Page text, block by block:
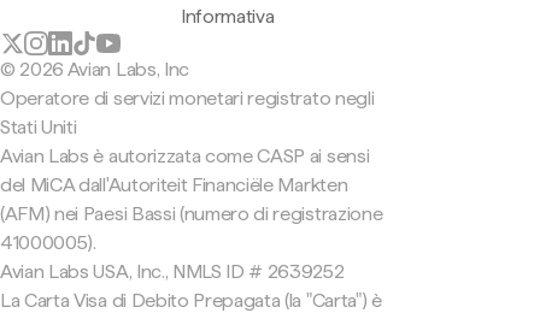
Informativa
© 2026 Avian Labs, Inc
Operatore di servizi monetari registrato negli
Stati Uniti
Avian Labs è autorizzata come CASP ai sensi
del MiCA dall'Autoriteit Financiële Markten
(AFM) nei Paesi Bassi (numero di registrazione
41000005).
Avian Labs USA, Inc., NMLS ID # 2639252
La Carta Visa di Debito Prepagata (la "Carta") è